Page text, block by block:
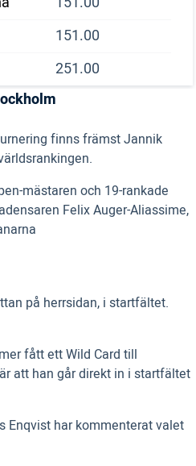
151.00
251.00
finns främst Jannik
mästaren och 19-rankade
Felix Auger-Aliassime,
på herrsidan, i startfältet.
fått ett Wild Card till
att han går direkt in i startfältet
Enqvist har kommenterat valet